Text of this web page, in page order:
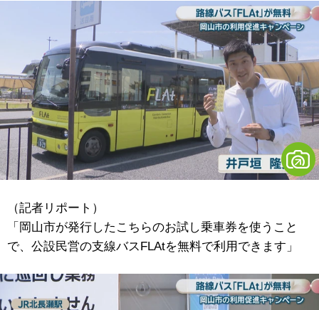
（記者リポート）
「岡山市が発行したこちらのお試し乗車券を使うこと
で、公設民営の支線バスFLAtを無料で利用できます」